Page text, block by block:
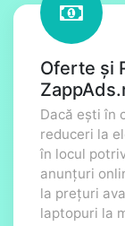
Oferte și
Dacă ești în
reduceri la
în locul
anunțuri
la prețuri
laptopuri la